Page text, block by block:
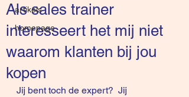
artikels
homepage
Als sales trainer
interesseert het mij niet
waarom klanten bij jou
kopen
Jij bent toch de expert?  Jij